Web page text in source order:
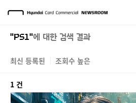
"PS1"에 대한 검색 결과
최신 등록된 조회수 높은
1 건